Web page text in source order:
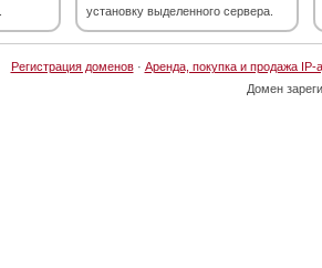
установку выделенного сервера.
Регистрация доменов· Аренда, покупка и продажа IP-
Домен